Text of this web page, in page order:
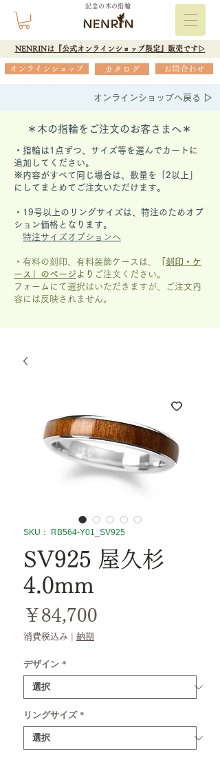
記念の木の指輪
NENRINは『公式オンラインショップ限定』販売です▷
オンラインショップ カタログ お問合わせ
オンラインショップへ戻る ▷
＊木の指輪をご注文のお客さまへ＊
・指輪は1点ずつ、サイズ等を選んでカートに
追加してください。
※内容がすべて同じ場合は、数量を「2以上」
にしてまとめてご注文いただけます。
​・19号以上のリングサイズは、特注のためオプ
ション価格となります。
特注サイズオプションへ
・有料の刻印、有料装飾ケースは、
刻印・ケ
ース」のページ より ご注文ください。
フォームにて選択はいただきますが、
ご注文内
容には反映されません。
SKU： RB564-Y01_SV925
SV925 屋久杉
4.0mm
￥84,700
消費税込み 納期
デザイン *
リングサイズ *